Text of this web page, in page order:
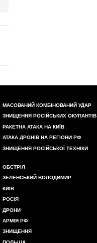
МАСОВАНИЙ КОМБІНОВАНИЙ УДАР
ЗНИЩЕННЯ РОСІЙСЬКИХ ОКУПАНТІВ
РАКЕТНА АТАКА НА КИЇВ
АТАКА ДРОНІВ НА РЕГІОНИ РФ
ЗНИЩЕННЯ РОСІЙСЬКОЇ ТЕХНІКИ
ОБСТРІЛ
ЗЕЛЕНСЬКИЙ ВОЛОДИМИР
КИЇВ
РОСІЯ
ДРОНИ
АРМІЯ РФ
ЗНИЩЕННЯ